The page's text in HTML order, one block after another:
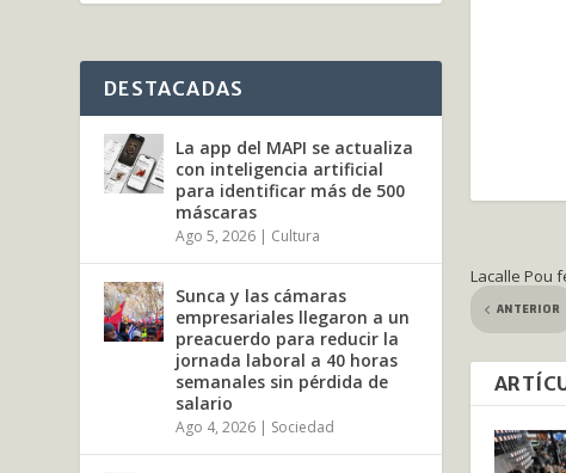
Lacalle Pou
ANTERIOR
DESTACADAS
La app del MAPI se actualiza
con inteligencia artificial
para identificar más de 500
máscaras
Ago 5, 2026 | Cultura
Sunca y las cámaras
empresariales llegaron a un
preacuerdo para reducir la
jornada laboral a 40 horas
semanales sin pérdida de
salario
Ago 4, 2026 | Sociedad